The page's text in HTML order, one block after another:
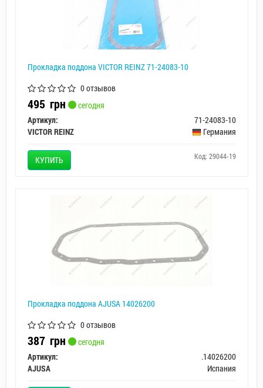
Прокладка поддона VICTOR REINZ 71-24083-10
0 отзывов
495 грн
сегодня
Артикул:
71-24083-10
VICTOR REINZ
Германия
КУПИТЬ Код: 29044-19
Прокладка поддона AJUSA 14026200
0 отзывов
387 грн
сегодня
Артикул:
.14026200
AJUSA
Испания